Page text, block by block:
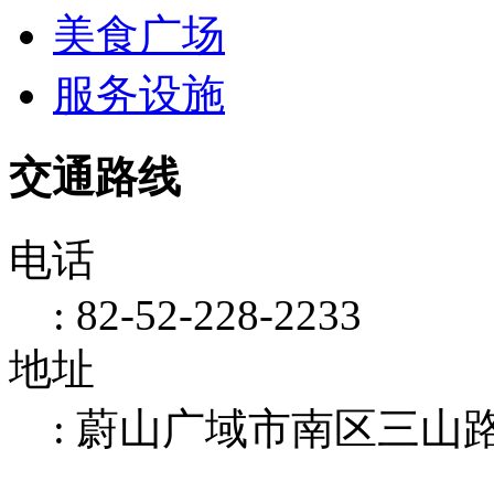
美食广场
服务设施
交通路线
电话
: 82-52-228-2233
地址
: 蔚山广域市南区三山